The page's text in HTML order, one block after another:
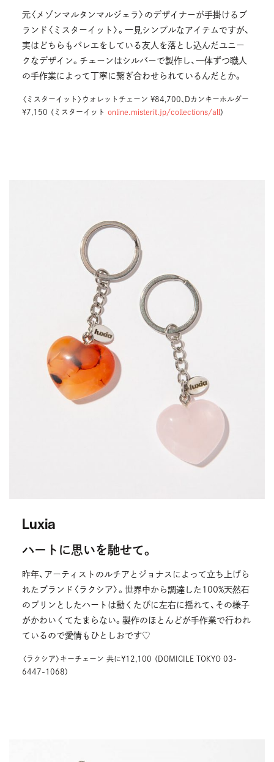
元〈メゾンマルタンマルジェラ〉のデザイナーが手掛けるブ
ランド〈ミスターイット〉。一見シンプルなアイテムですが、
実はどちらもバレエをしている友人を落とし込んだユニー
クなデザイン。チェーンはシルバーで製作し、一体ずつ職人
の手作業によって丁寧に繋ぎ合わせられているんだとか。
〈ミスターイット〉ウォレットチェーン ¥84,700、Dカンキーホルダー
¥7,150 （ミスターイット online.misterit.jp/collections/all ）
Luxia
ハートに思いを馳せて。
昨年、アーティストのルチアとジョナスによって立ち上げら
れたブランド〈ラクシア〉。世界中から調達した100%天然石
のプリンとしたハートは動くたびに左右に揺れて、その様子
がかわいくてたまらない。製作のほとんどが手作業で行われ
ているので愛情もひとしおです♡
〈ラクシア〉キーチェーン 共に¥12,100 （DOMICILE TOKYO 03-
6447-1068）